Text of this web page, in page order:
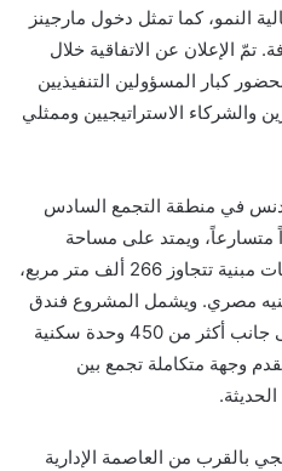
النمو، كما تمثل دخول مارجينز
تمّ الإعلان عن الاتفاقية خلال
كبار المسؤولين التنفيذيين
والشركاء الاستراتيجيين وممثلي
في منطقة التجمع السادس
متسارعاً، ويمتد على مساحة
تقارب 30 فداناً، بإجمالي مسطحات مبنية تتجاوز 266 ألف متر مربع،
تزيد على 15 مليار جنيه مصري. ويشمل المشروع فندق
نوفوتيل الذي يضم 120 غرفة، إلى جانب أكثر من 450 وحدة سكنية
وجهة متكاملة تجمع بين
بالقرب من العاصمة الإدارية